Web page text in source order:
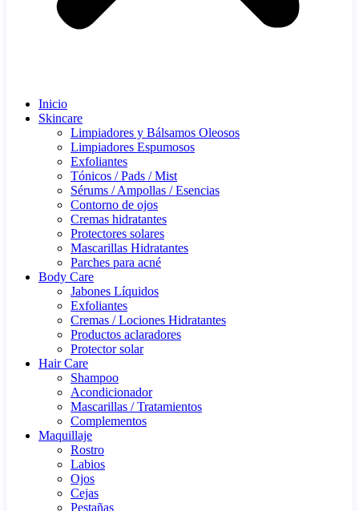
Inicio
Skincare
Limpiadores y Bálsamos Oleosos
Limpiadores Espumosos
Exfoliantes
Tónicos / Pads / Mist
Sérums / Ampollas / Esencias
Contorno de ojos
Cremas hidratantes
Protectores solares
Mascarillas Hidratantes
Parches para acné
Body Care
Jabones Líquidos
Exfoliantes
Cremas / Lociones Hidratantes
Productos aclaradores
Protector solar
Hair Care
Shampoo
Acondicionador
Mascarillas / Tratamientos
Complementos
Maquillaje
Rostro
Labios
Ojos
Cejas
Pestañas